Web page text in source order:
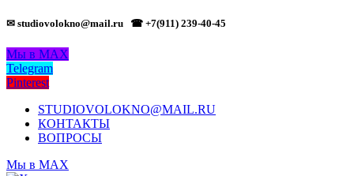
✉ studiovolokno@mail.ru ☎ +7(911) 239-40-45
Мы в MAX
Telegram
Pinterest
STUDIOVOLOKNO@MAIL.RU
КОНТАКТЫ
ВОПРОСЫ
Мы в MAX